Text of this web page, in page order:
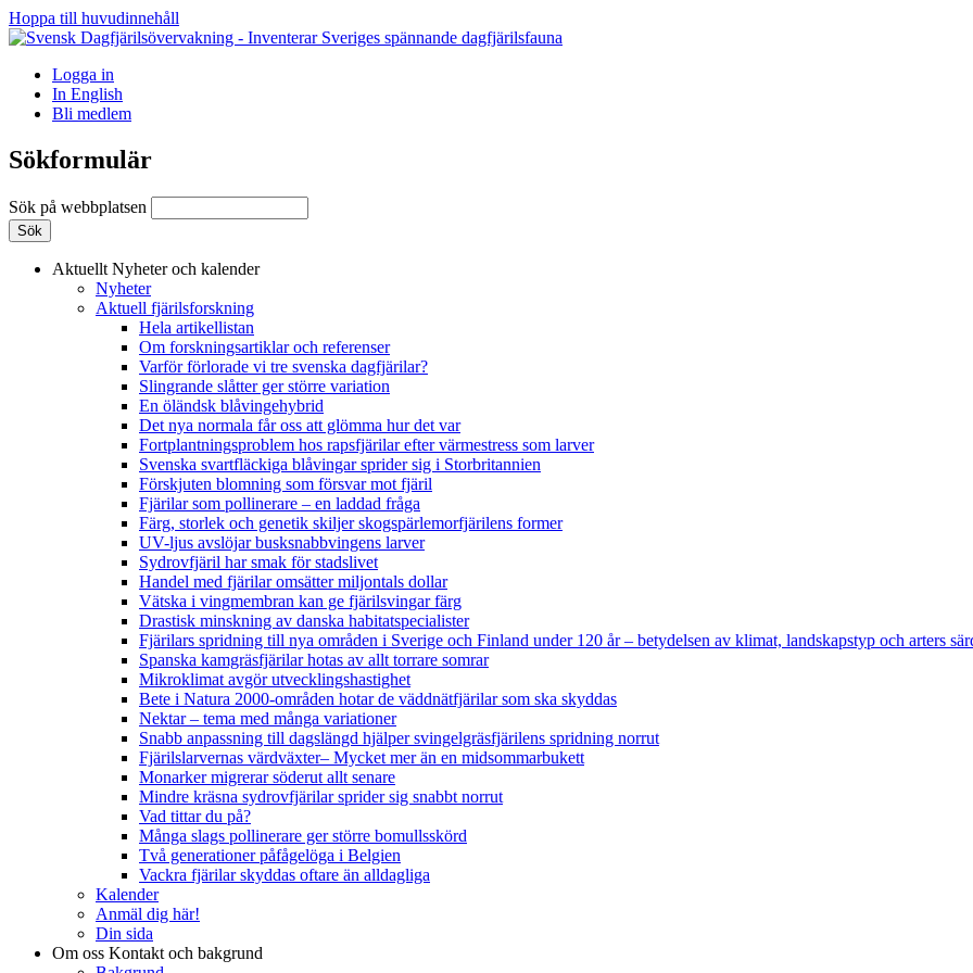
Hoppa till huvudinnehåll
Logga in
In English
Bli medlem
Sökformulär
Sök på webbplatsen
Aktuellt Nyheter och kalender
Nyheter
Aktuell fjärilsforskning
Hela artikellistan
Om forskningsartiklar och referenser
Varför förlorade vi tre svenska dagfjärilar?
Slingrande slåtter ger större variation
En öländsk blåvingehybrid
Det nya normala får oss att glömma hur det var
Fortplantningsproblem hos rapsfjärilar efter värmestress som larver
Svenska svartfläckiga blåvingar sprider sig i Storbritannien
Förskjuten blomning som försvar mot fjäril
Fjärilar som pollinerare – en laddad fråga
Färg, storlek och genetik skiljer skogspärlemorfjärilens former
UV-ljus avslöjar busksnabbvingens larver
Sydrovfjäril har smak för stadslivet
Handel med fjärilar omsätter miljontals dollar
Vätska i vingmembran kan ge fjärilsvingar färg
Drastisk minskning av danska habitatspecialister
Fjärilars spridning till nya områden i Sverige och Finland under 120 år– betydelsen av klimat, landskapstyp och arters
Spanska kamgräsfjärilar hotas av allt torrare somrar
Mikroklimat avgör utvecklingshastighet
Bete i Natura 2000-områden hotar de väddnätfjärilar som ska skyddas
Nektar – tema med många variationer
Snabb anpassning till dagslängd hjälper svingelgräsfjärilens spridning norrut
Fjärilslarvernas värdväxter– Mycket mer än en midsommarbukett
Monarker migrerar söderut allt senare
Mindre kräsna sydrovfjärilar sprider sig snabbt norrut
Vad tittar du på?
Många slags pollinerare ger större bomullsskörd
Två generationer påfågelöga i Belgien
Vackra fjärilar skyddas oftare än alldagliga
Kalender
Anmäl dig här!
Din sida
Om oss Kontakt och bakgrund